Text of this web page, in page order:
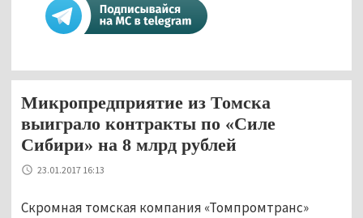
Микропредприятие из Томска
выиграло контракты по «Силе
Сибири» на 8 млрд рублей
23.01.2017 16:13
Скромная томская компания «Томпромтранс»